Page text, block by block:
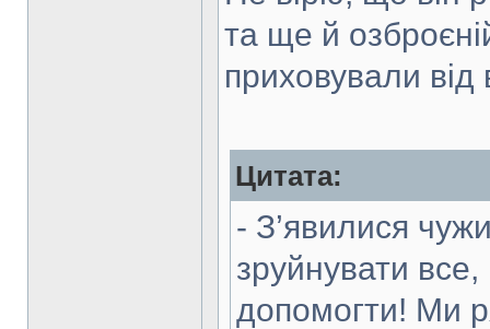
та ще й
приховували
Цитата:
- З’явилися
зруйнувати
допомогти! Ми